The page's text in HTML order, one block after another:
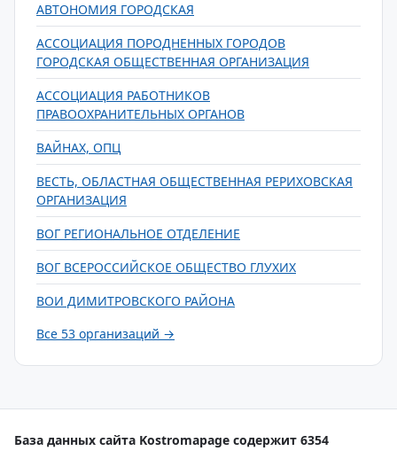
АВТОНОМИЯ ГОРОДСКАЯ
АССОЦИАЦИЯ ПОРОДНЕННЫХ ГОРОДОВ
ГОРОДСКАЯ ОБЩЕСТВЕННАЯ ОРГАНИЗАЦИЯ
АССОЦИАЦИЯ РАБОТНИКОВ
ПРАВООХРАНИТЕЛЬНЫХ ОРГАНОВ
ВАЙНАХ, ОПЦ
ВЕСТЬ, ОБЛАСТНАЯ ОБЩЕСТВЕННАЯ РЕРИХОВСКАЯ
ОРГАНИЗАЦИЯ
ВОГ РЕГИОНАЛЬНОЕ ОТДЕЛЕНИЕ
ВОГ ВСЕРОССИЙСКОЕ ОБЩЕСТВО ГЛУХИХ
ВОИ ДИМИТРОВСКОГО РАЙОНА
Все 53 организаций →
База данных сайта Kostromapage содержит 6354